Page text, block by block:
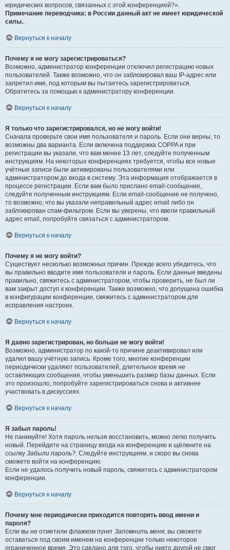
юридических вопросов, связанных с этой конференцией?».
Примечание переводчика: в России данный акт не имеет юридической
силы..
Вернуться к началу
Почему я не могу зарегистрироваться?
Возможно, администратор конференции отключил регистрацию новых
пользователей. Также возможно, что он заблокировал ваш IP-адрес или
запретил имя, под которым вы пытаетесь зарегистрироваться.
Обратитесь за помощью к администратору конференции.
Вернуться к началу
Я только что зарегистрировался, но не могу войти!
Сначала проверьте свои имя пользователя и пароль. Если они верны, то
возможны два варианта. Если включена поддержка COPPA и при
регистрации вы указали, что вам менее 13 лет, следуйте полученным
инструкциям. На некоторых конференциях требуется, чтобы все новые
учётные записи были активированы пользователями или
администратором до входа в систему. Эта информация отображается в
процессе регистрации. Если вам было прислано email-сообщение,
следуйте полученным инструкциям. Если email-сообщение не получено,
то возможно, что вы указали неправильный адрес email либо он
заблокирован спам-фильтром. Если вы уверены, что ввели правильный
адрес email, попробуйте связаться с администратором.
Вернуться к началу
Почему я не могу войти?
Существует несколько возможных причин. Прежде всего убедитесь, что
вы правильно вводите имя пользователя и пароль. Если данные введены
правильно, свяжитесь с администратором, чтобы проверить, не был ли
вам закрыт доступ к конференции. Также возможно, что допущена ошибка
в конфигурации конференции, свяжитесь с администратором для
исправления настроек.
Вернуться к началу
Я давно зарегистрирован, но больше не могу войти!
Возможно, администратор по какой-то причине деактивировал или
удалил вашу учётную запись. Кроме того, многие конференции
периодически удаляют пользователей, длительное время не
оставляющих сообщения, чтобы уменьшить размер базы данных. Если
это произошло, попробуйте зарегистрироваться снова и активнее
участвовать в дискуссиях.
Вернуться к началу
Я забыл пароль!
Не паникуйте! Хотя пароль нельзя восстановить, можно легко получить
новый. Перейдите на страницу входа на конференцию и щёлкните на
ссылку Забыли пароль?. Следуйте инструкциям, и скоро вы снова
сможете войти на конференцию.
Если не удалось получить новый пароль, свяжитесь с администратором
конференции.
Вернуться к началу
Почему мне периодически приходится повторять ввод имени и
пароля?
Если вы не отметили флажком пункт Запомнить меня, вы сможете
оставаться под своим именем на конференции только некоторое
ограниченное время. Это сделано для того, чтобы никто другой не смог